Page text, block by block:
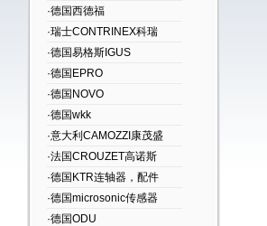
·德国西德福
·瑞士CONTRINEX科瑞
·德国易格斯IGUS
·德国EPRO
·德国NOVO
·德国wkk
·意大利CAMOZZI康茂盛
·法国CROUZET高诺斯
·德国KTR连轴器，配件
·德国microsonic传感器
·德国ODU